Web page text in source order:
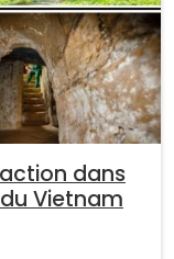
dans
Vietnam